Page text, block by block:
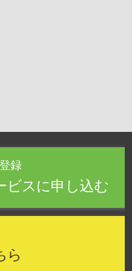
録
ビスに申し込む
ら